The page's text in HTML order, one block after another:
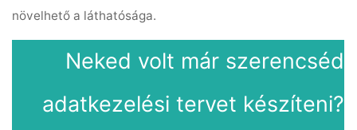
növelhető a láthatósága.
Neked volt már szerencséd
adatkezelési tervet készíteni?